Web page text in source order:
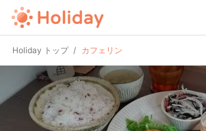
Holiday トップ カフェリン